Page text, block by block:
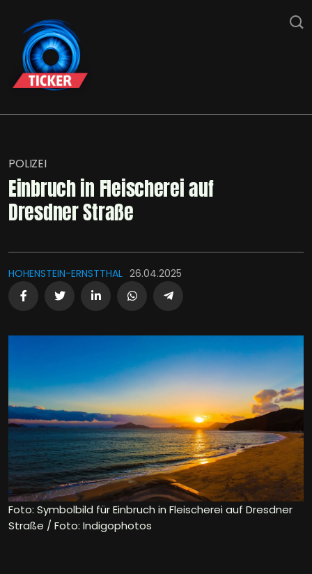
POLIZEI
Einbruch in Fleischerei auf
Dresdner Straße
HOHENSTEIN-ERNSTTHAL 26.04.2025
Foto: Symbolbild für Einbruch in Fleischerei auf Dresdner
Straße / Foto: Indigophotos